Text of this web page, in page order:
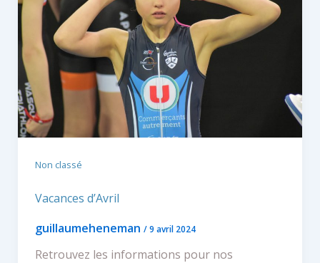
Non classé
Vacances d’Avril
guillaumeheneman /9 avril 2024
Retrouvez les informations pour nos